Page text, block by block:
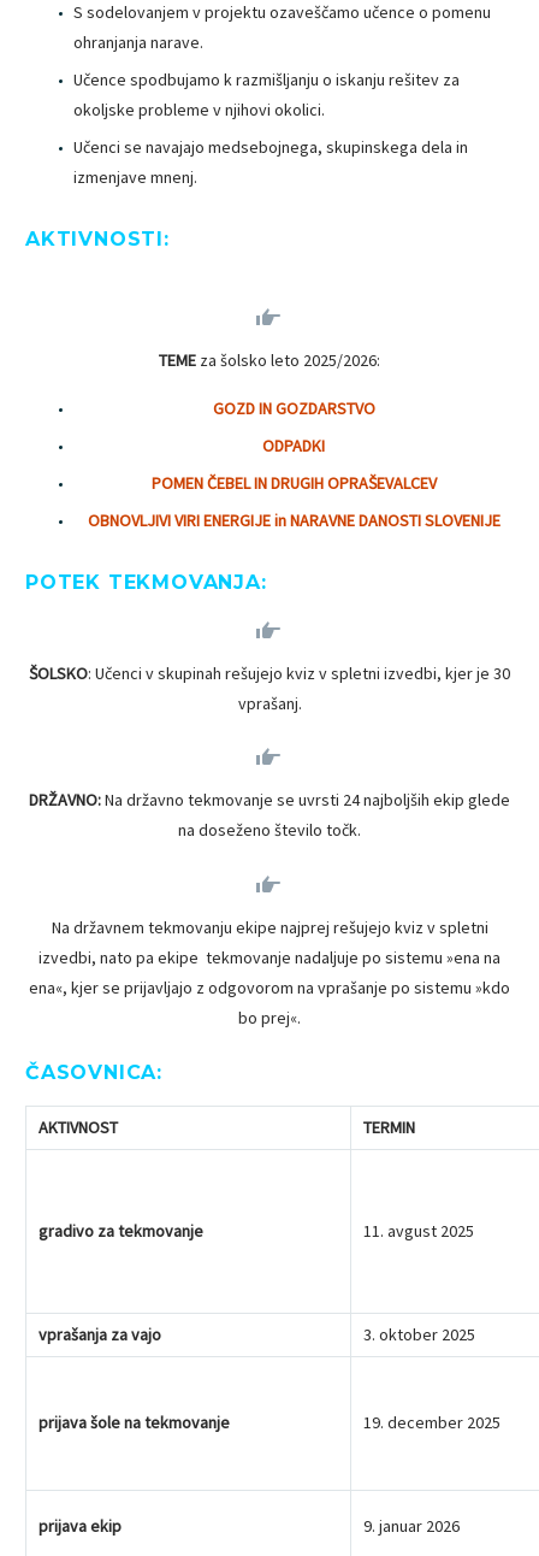
S sodelovanjem v projektu ozaveščamo učence o pomenu
ohranjanja narave.
Učence spodbujamo k razmišljanju o iskanju rešitev za
okoljske probleme v njihovi okolici.
Učenci se navajajo medsebojnega, skupinskega dela in
izmenjave mnenj.
AKTIVNOSTI:


TEME za šolsko leto 2025/2026:
GOZD IN GOZDARSTVO
ODPADKI
POMEN ČEBEL IN DRUGIH OPRAŠEVALCEV
OBNOVLJIVI VIRI ENERGIJE in NARAVNE DANOSTI SLOVENIJE
POTEK TEKMOVANJA:


ŠOLSKO: Učenci v skupinah rešujejo kviz v spletni izvedbi, kjer je 30
vprašanj.


DRŽAVNO:Na državno tekmovanje se uvrsti 24 najboljših ekip glede
na doseženo število točk.


Na državnem tekmovanju ekipe najprej rešujejo kviz v spletni
izvedbi, nato pa ekipe tekmovanje nadaljuje po sistemu »ena na
ena«, kjer se prijavljajo z odgovorom na vprašanje po sistemu »kdo
bo prej«.
ČASOVNICA:
AKTIVNOST TERMIN
gradivo za tekmovanje 11. avgust 2025
vprašanja za vajo 3. oktober 2025
prijava šole na tekmovanje 19. december 2025
prijava ekip 9. januar 2026